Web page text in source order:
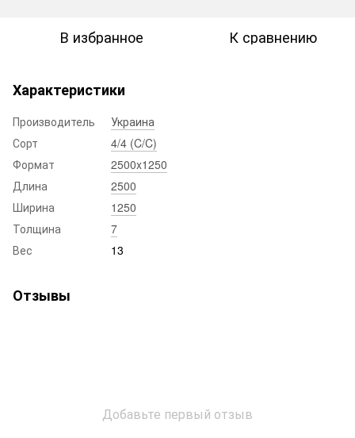
В избранное К сравнению
Характеристики
Производитель
Украина
Сорт
4/4 (C/C)
Формат
2500x1250
Длина
2500
Ширина
1250
Толщина
7
Вес
13
Отзывы
Добавьте первый отзыв